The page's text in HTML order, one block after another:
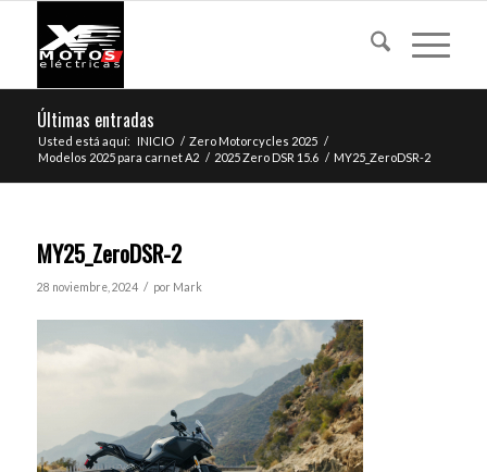
Últimas entradas
Usted está aquí: INICIO / Zero Motorcycles 2025 /
Modelos 2025 para carnet A2 / 2025 Zero DSR 15.6 / MY25_ZeroDSR-2
MY25_ZeroDSR-2
28 noviembre, 2024 / por Mark